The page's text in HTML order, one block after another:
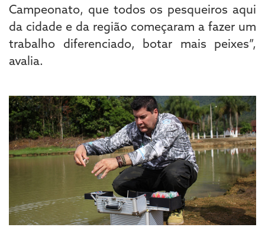
Campeonato, que todos os pesqueiros aqui
da cidade e da região começaram a fazer um
trabalho diferenciado, botar mais peixes”,
avalia.